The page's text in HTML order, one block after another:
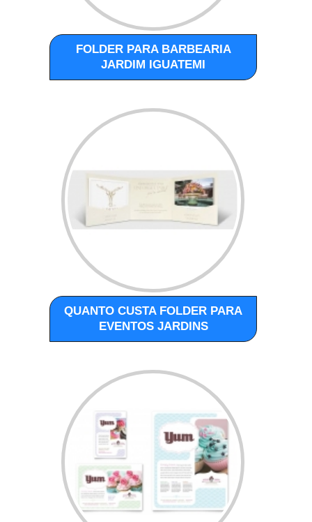
FOLDER PARA BARBEARIA
JARDIM IGUATEMI
QUANTO CUSTA FOLDER PARA
EVENTOS JARDINS